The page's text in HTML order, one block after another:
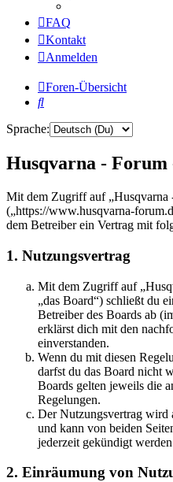
FAQ
Kontakt
Anmelden
Foren-Übersicht
Suche
Sprache:
Husqvarna -
Mit dem Zugriff auf „Husqvarna
(„https://www.husqvarna-
dem Betreiber ein Vertrag mit
1. Nutzungsvertrag
Mit dem Zugriff auf
„das Board“) schließt du
Betreiber des Boards ab
erklärst dich mit den
einverstanden.
Wenn du mit diesen
darfst du das Board nicht
Boards gelten jeweils die
Regelungen.
Der Nutzungsvertrag wird
und kann von beiden
jederzeit gekündigt
2. Einräumung von